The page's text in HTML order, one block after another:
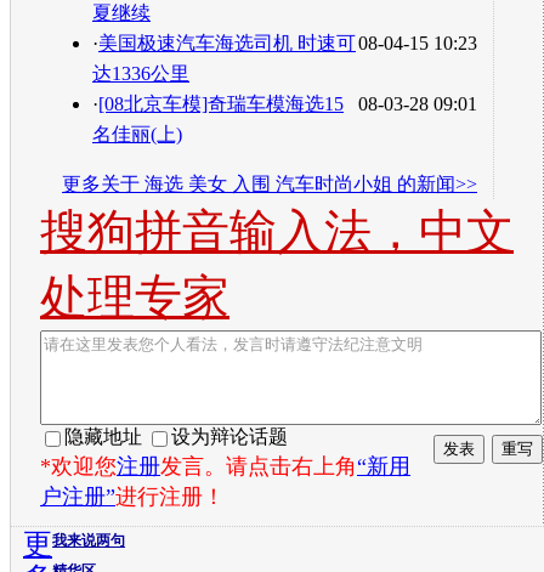
夏继续
08-04-15 10:23
·美国极速汽车海选司机 时速可
达1336公里
08-03-28 09:01
·[08北京车模]奇瑞车模海选15
名佳丽(上)
更多关于 海选 美女 入围 汽车时尚小姐 的新闻>>
搜狗拼音输入法，中文
处理专家
隐藏地址 设为辩论话题
*欢迎您注册发言。请点击右上角“新用
户注册”进行注册！
我来说两句
更